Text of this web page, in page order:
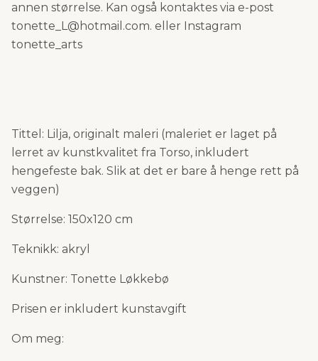
annen størrelse. Kan også kontaktes via e-post
tonette_L@hotmail.com. eller Instagram
tonette_arts
Tittel: Lilja, originalt maleri (maleriet er laget på
lerret av kunstkvalitet fra Torso, inkludert
hengefeste bak. Slik at det er bare å henge rett på
veggen)
Størrelse: 150x120 cm
Teknikk: akryl
Kunstner: Tonette Løkkebø
Prisen er inkludert kunstavgift
Om meg: